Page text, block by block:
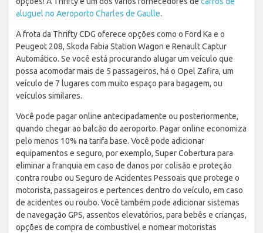
aluguel no Aeroporto Charles de Gaulle.
A frota da Thrifty CDG oferece opções como o Ford Ka e o
Peugeot 208, Skoda Fabia Station Wagon e Renault Captur
Automático. Se você está procurando alugar um veículo que
possa acomodar mais de 5 passageiros, há o Opel Zafira, um
veículo de 7 lugares com muito espaço para bagagem, ou
veículos similares.
Você pode pagar online antecipadamente ou posteriormente,
quando chegar ao balcão do aeroporto. Pagar online economiza
pelo menos 10% na tarifa base. Você pode adicionar
equipamentos e seguro, por exemplo, Super Cobertura para
eliminar a franquia em caso de danos por colisão e proteção
contra roubo ou Seguro de Acidentes Pessoais que protege o
motorista, passageiros e pertences dentro do veículo, em caso
de acidentes ou roubo. Você também pode adicionar sistemas
de navegação GPS, assentos elevatórios, para bebês e crianças,
opções de compra de combustível e nomear motoristas